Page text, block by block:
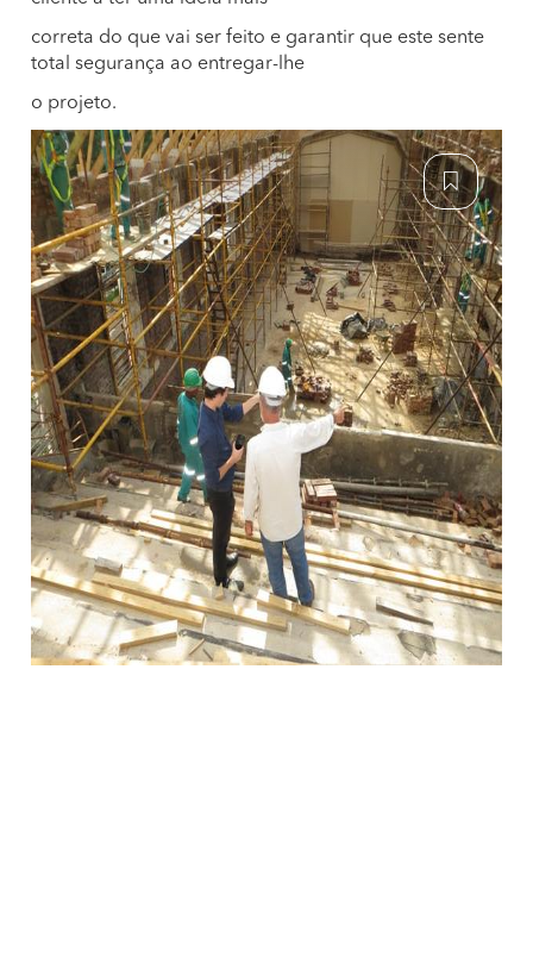
correta do que vai ser feito e garantir que este sente
total segurança ao entregar-lhe
o projeto.